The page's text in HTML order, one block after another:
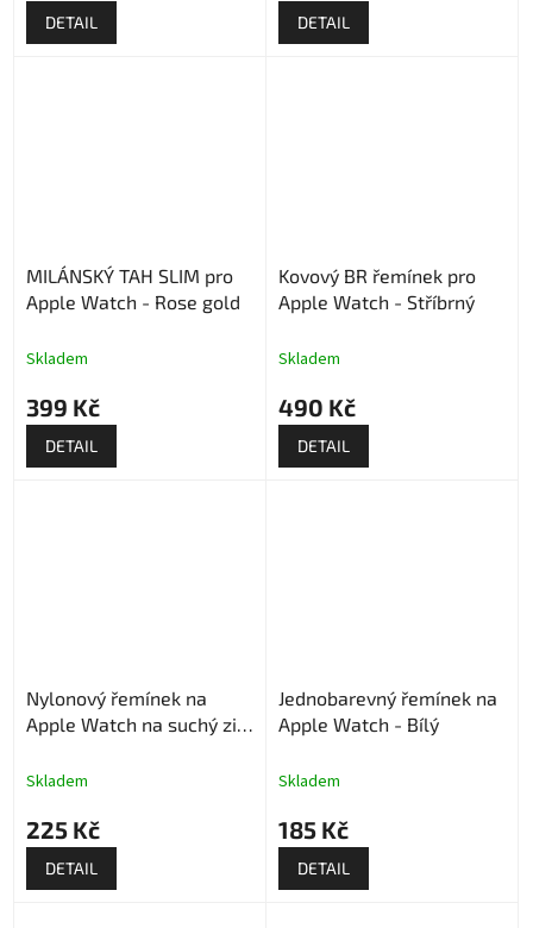
DETAIL DETAIL
MILÁNSKÝ TAH SLIM pro
Apple Watch - Rose gold
Skladem
399 Kč
DETAIL
Kovový BR řemínek pro
Apple Watch - Stříbrný
Skladem
490 Kč
DETAIL
Nylonový řemínek na
Apple Watch na suchý zip
Skladem
225 Kč
DETAIL
Jednobarevný řemínek na
Apple Watch - Bílý
Skladem
185 Kč
DETAIL